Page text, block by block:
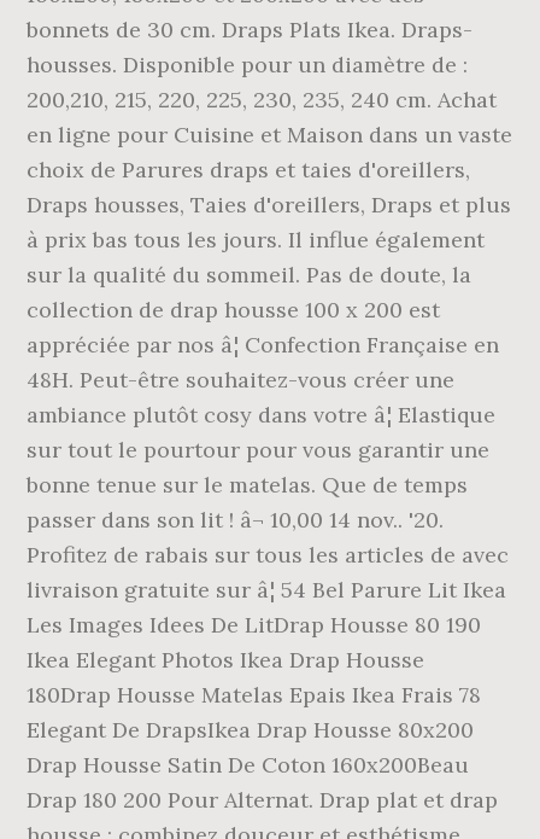
bonnets de 30 cm. Draps Plats Ikea. Draps-
housses. Disponible pour un diamètre de :
200,210, 215, 220, 225, 230, 235, 240 cm. Achat
en ligne pour Cuisine et Maison dans un vaste
choix de Parures draps et taies d'oreillers,
Draps housses, Taies d'oreillers, Draps et plus
à prix bas tous les jours. Il influe également
sur la qualité du sommeil. Pas de doute, la
collection de drap housse 100 x 200 est
appréciée par nos â¦ Confection Française en
48H. Peut-être souhaitez-vous créer une
ambiance plutôt cosy dans votre â¦ Elastique
sur tout le pourtour pour vous garantir une
bonne tenue sur le matelas. Que de temps
passer dans son lit ! â¬ 10,00 14 nov.. '20.
Profitez de rabais sur tous les articles de avec
livraison gratuite sur â¦ 54 Bel Parure Lit Ikea
Les Images Idees De LitDrap Housse 80 190
Ikea Elegant Photos Ikea Drap Housse
180Drap Housse Matelas Epais Ikea Frais 78
Elegant De DrapsIkea Drap Housse 80x200
Drap Housse Satin De Coton 160x200Beau
Drap 180 200 Pour Alternat. Drap plat et drap